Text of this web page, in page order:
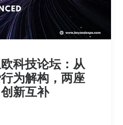
科技论坛：从
为解构，两座
新互补